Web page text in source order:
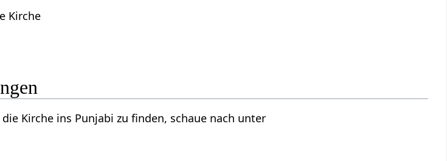
Kirche
Kirche ins Punjabi zu finden, schaue nach unter